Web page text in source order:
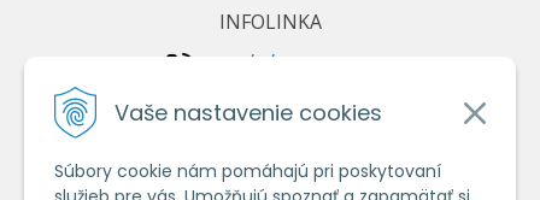
Vaše nastavenie cookies
Súbory cookie nám pomáhajú pri poskytovaní
INFOLINKA
+421/2/4464 0134
+421/903 729 042
VŠETKO O NÁKUPE